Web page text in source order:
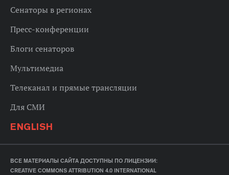
Сенаторы в регионах
Пресс-конференции
Блоги сенаторов
Мультимедиа
Телеканал и прямые трансляции
Для СМИ
ENGLISH
ВСЕ МАТЕРИАЛЫ САЙТА ДОСТУПНЫ ПО ЛИЦЕНЗИИ:
CREATIVE COMMONS ATTRIBUTION 4.0 INTERNATIONAL